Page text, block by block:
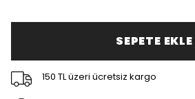
SEPETE EKLE
150 TL üzeri ücretsiz kargo